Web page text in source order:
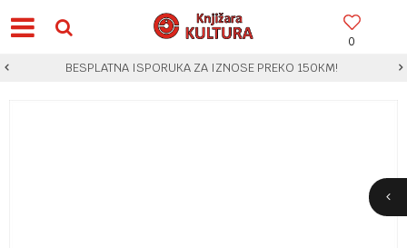
0
BESPLATNA ISPORUKA ZA IZNOSE PREKO 150KM!